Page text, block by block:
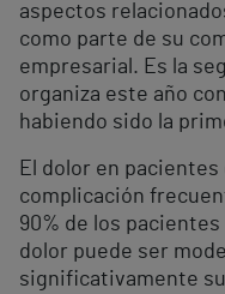
aspectos
como parte de su
empresarial. Es la
organiza este año
habiendo sido la
El dolor en
complicación
90% de los
dolor puede ser
significativamente